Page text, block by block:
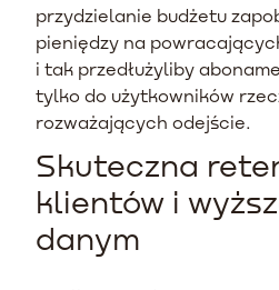
przydzielanie budżetu
pieniędzy na
i tak przedłużyliby
tylko do użytkowników
rozważających odejście.
Skuteczna
klientów i
danym